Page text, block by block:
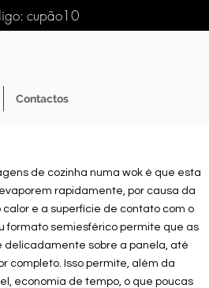
cupão10
de cozinha numa wok é que esta
rapidamente, por causa da
e a superfície de contato com o
formato semiesférico permite que as
delicadamente sobre a panela, até
completo. Isso permite, além da
economia de tempo, o que poucas
Contactos